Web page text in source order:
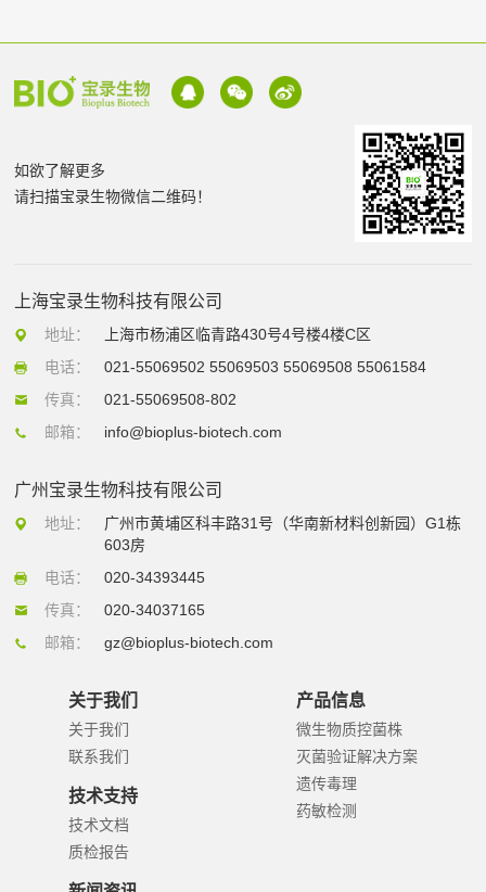
如欲了解更多
请扫描宝录生物微信二维码！
上海宝录生物科技有限公司
地址：
上海市杨浦区临青路430号4号楼4楼C区
电话：
021-55069502 55069503 55069508 55061584
传真：
021-55069508-802
邮箱：
info@bioplus-biotech.com
广州宝录生物科技有限公司
地址：
广州市黄埔区科丰路31号（华南新材料创新园）G1栋
603房
电话：
020-34393445
传真：
020-34037165
邮箱：
gz@bioplus-biotech.com
关于我们
关于我们
联系我们
技术支持
技术文档
质检报告
产品信息
微生物质控菌株
灭菌验证解决方案
遗传毒理
药敏检测